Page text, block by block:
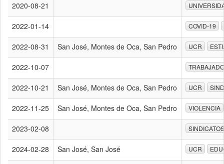
2020-08-21
2022-01-14 COVID-19
2022-08-31 San José, Montes de Oca, San Pedro UCR
2022-10-07
2022-10-21 San José, Montes de Oca, San Pedro UCR
2022-11-25 San José, Montes de Oca, San Pedro VIOLENCIA
2023-02-08 SINDICATOS
2024-02-28 San José, San José UCR